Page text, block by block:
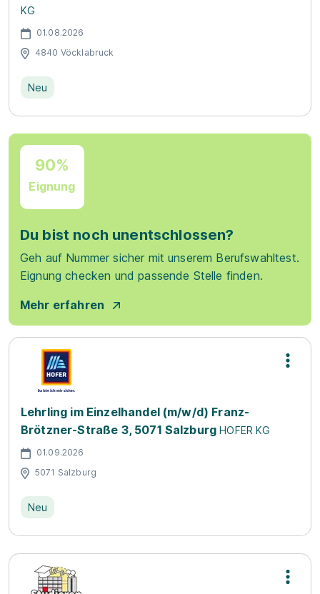
KG
01.08.2026
4840 Vöcklabruck
Neu
90%
Eignung
Du bist noch unentschlossen?
Geh auf Nummer sicher mit unserem Berufswahltest.
Eignung checken und passende Stelle finden.
Mehr erfahren
Lehrling im Einzelhandel (m/w/d) Franz-
Brötzner-Straße 3, 5071 Salzburg HOFER KG
01.09.2026
5071 Salzburg
Neu